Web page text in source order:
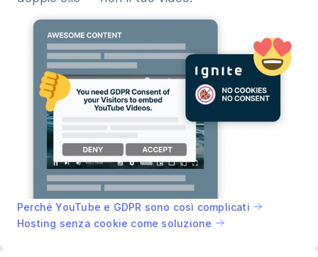
Perché YouTube e GDPR sono così complicati
Hosting senza cookie come soluzione